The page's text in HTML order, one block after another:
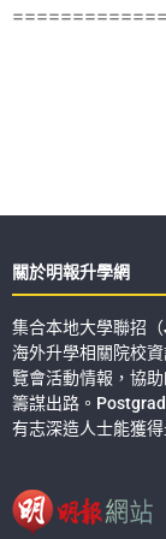
關於明報升學網
集合本地大學聯招（
海外升學相關院校
覽會活動情報，協
籌謀出路。
有志深造人士能獲